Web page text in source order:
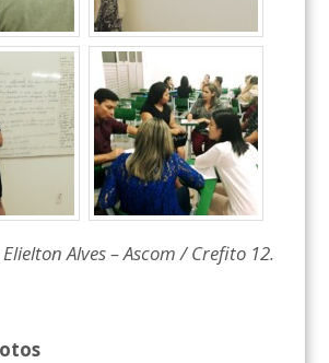
Alves – Ascom / Crefito 12.